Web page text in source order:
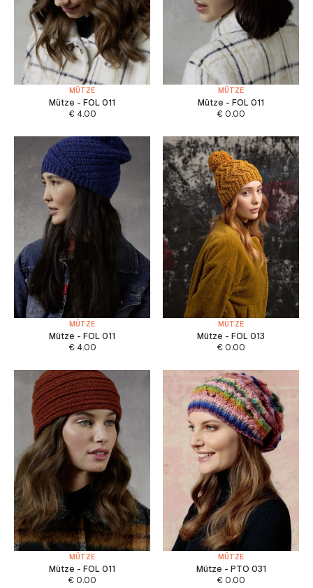
MÜTZE
Mütze - FOL 011
€4.00
MÜTZE
Mütze - FOL 011
€ 0.00
MÜTZE
Mütze - FOL 011
€4.00
MÜTZE
Mütze - FOL 013
€ 0.00
MÜTZE
Mütze - FOL 011
€ 0.00
MÜTZE
Mütze - PTO 031
€ 0.00